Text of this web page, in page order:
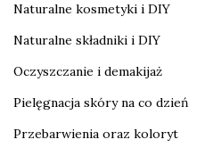
Naturalne kosmetyki i DIY
Naturalne składniki i DIY
Oczyszczanie i demakijaż
Pielęgnacja skóry na co dzień
Przebarwienia oraz koloryt